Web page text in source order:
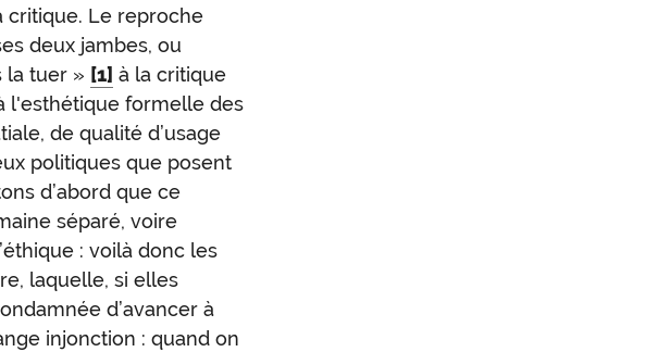
critique. Le reproche
deux jambes, ou
la tuer » [1] à la critique
l'esthétique formelle des
de qualité d’usage
politiques que posent
d’abord que ce
séparé, voire
: voilà donc les
laquelle, si elles
d’avancer à
injonction : quand on